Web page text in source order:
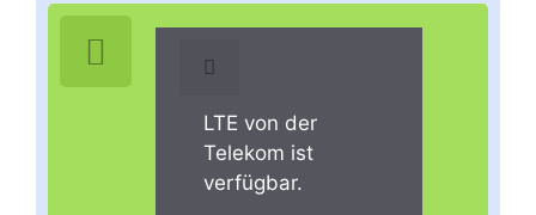
LTE von der
Telekom ist
verfügbar.